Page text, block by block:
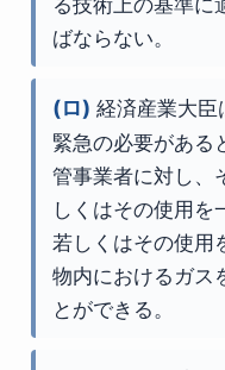
ばならない。
(ロ) 経済産業大臣
緊急の必要がある
管事業者に対し、
しくはその使用を
若しくはその使用
物内におけるガス
とができる。